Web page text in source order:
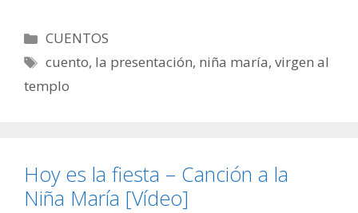
Categorías
CUENTOS
Etiquetas
cuento, la presentación, niña maría,virgen al
templo
Hoy es la fiesta – Canción a la
Niña María [Vídeo]